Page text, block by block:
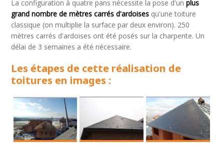
La configuration à quatre pans nécessite la pose d'unplus
grand nombre de mètres carrés d'ardoises qu'une toiture
classique (on multiplie la surface par deux environ). 250
mètres carrés d'ardoises ont été posés sur la charpente. Un
délai de 3 semaines a été nécessaire.
Les étapes de cette réalisation de
toitures en images :